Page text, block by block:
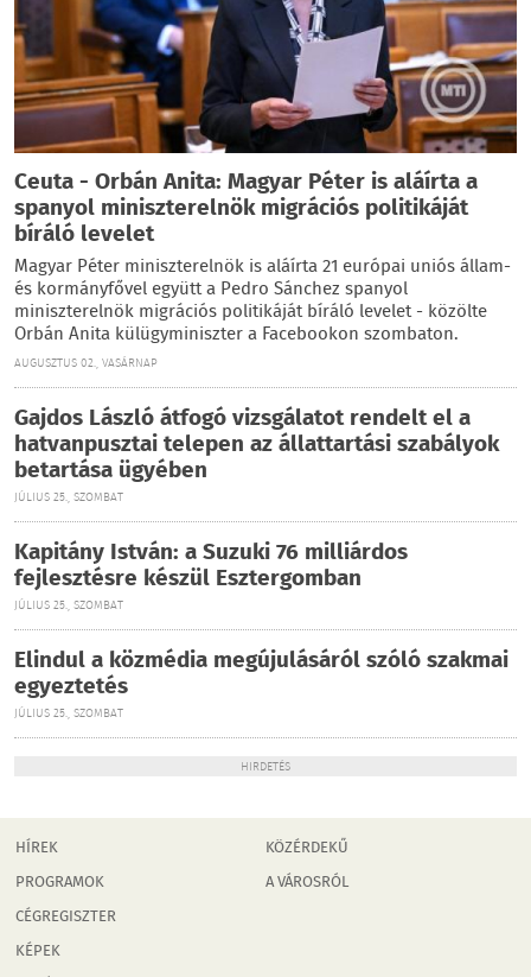
Ceuta - Orbán Anita: Magyar Péter is aláírta a
spanyol miniszterelnök migrációs politikáját
bíráló levelet
Magyar Péter miniszterelnök is aláírta 21 európai uniós állam-
és kormányfővel együtt a Pedro Sánchez spanyol
miniszterelnök migrációs politikáját bíráló levelet - közölte
Orbán Anita külügyminiszter a Facebookon szombaton.
AUGUSZTUS 02., VASÁRNAP
Gajdos László átfogó vizsgálatot rendelt el a
hatvanpusztai telepen az állattartási szabályok
betartása ügyében
JÚLIUS 25., SZOMBAT
Kapitány István: a Suzuki 76 milliárdos
fejlesztésre készül Esztergomban
JÚLIUS 25., SZOMBAT
Elindul a közmédia megújulásáról szóló szakmai
egyeztetés
JÚLIUS 25., SZOMBAT
HIRDETÉS
HÍREK
PROGRAMOK
CÉGREGISZTER
KÉPEK
KÖZÉRDEKŰ
A VÁROSRÓL